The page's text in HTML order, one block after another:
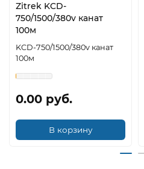
Zitrek KCD-
750/1500/380v канат
100м
KCD-750/1500/380v канат
100м
0.00 руб.
В корзину